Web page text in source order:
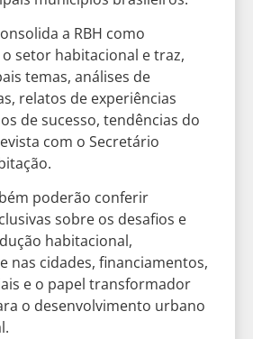
a RBH como
setor habitacional e traz,
temas, análises de
relatos de experiências
de sucesso, tendências do
com o Secretário
poderão conferir
sobre os desafios e
habitacional,
nas cidades, financiamentos,
e o papel transformador
o desenvolvimento urbano